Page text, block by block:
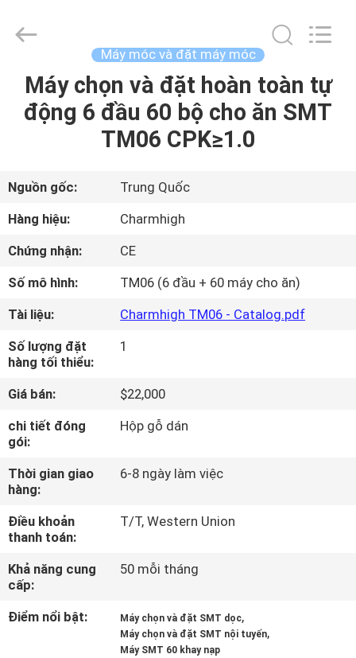
TRANG
CHỦ
SẢN
PHẨM
VỀ
CHÚNG
TÔI
CHUYẾN
THAM
QUAN
NHÀ
MÁY
KIỂM
SOÁT
2026
Reserved.
Máy móc và đặt máy móc
Máy chọn và đặt hoàn toàn tự
động 6 đầu 60 bộ cho ăn SMT
TM06 CPK≥1.0
Nguồn gốc:
Trung Quốc
Hàng hiệu:
Charmhigh
Chứng nhận:
CE
Số mô hình:
TM06 (6 đầu + 60 máy cho ăn)
Tài liệu:
Charmhigh TM06 - Catalog.pdf
Số lượng đặt
hàng tối thiểu:
1
Giá bán:
$22,000
chi tiết đóng
gói:
Hộp gỗ dán
Thời gian giao
hàng:
6-8 ngày làm việc
Điều khoản
thanh toán:
T/T, Western Union
Khả năng cung
cấp:
50 mỗi tháng
Điểm nổi bật: Máy chọn và đặt SMT dọc,
Máy chọn và đặt SMT nội tuyến,
Máy SMT 60 khay nạp